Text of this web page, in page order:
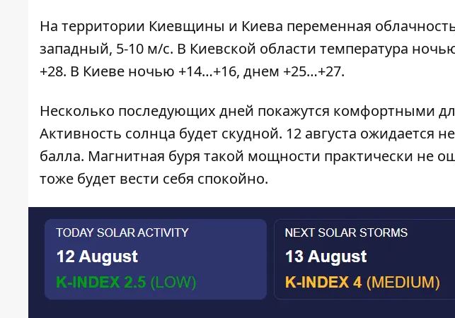
На территории Киевщины и Киева переменная
западный, 5-10 м/с. В Киевской области температура
+28. В Киеве ночью +14…+16, днем +25…+27.
Несколько последующих дней покажутся комфортными
Активность солнца будет скудной. 12 августа ожидается
балла. Магнитная буря такой мощности практически не
тоже будет вести себя спокойно.